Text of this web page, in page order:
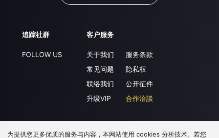
追踪社群
FOLLOW US
客户服务
关于我们
常见问题
联络我们
升级VIP
服务条款
隐私权
公开征件
合作洽談
下载 APP
为提供您更多优质的服务与内容，本网站使用 cookies 分析技术。若您